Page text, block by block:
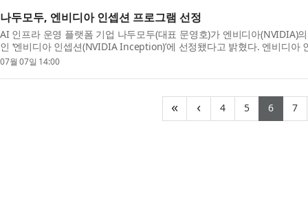
나두모두, 엔비디아 인셉션 프로그램 선정
AI 인프라 운영 플랫폼 기업 나두모두(대표 문영호)가 엔비디아(NVIDIA)
인 ‘엔비디아 인셉션(NVIDIA Inception)’에 선정됐다고 밝혔다. 엔비디아
이언스, 고성능 컴퓨팅 분야의 유망 스타트업을 발...
07월 07일 14:00
« ‹ 4(current)
5(current)
6 7